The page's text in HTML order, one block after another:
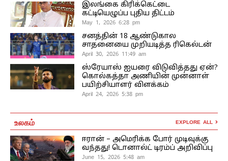
இலங்கை கிரிக்கெட்டை
கட்டியெழுப்ப புதிய திட்டம்
May 1, 2026 6:28 pm
சனத்தின் 18 ஆண்டுகால
சாதனையை முறியடித்த ரிகெல்டன்
April 30, 2026 11:49 am
ஸ்ரேயாஸ் ஐயரை விடுவித்தது ஏன்?
கொல்கத்தா அணியின் முன்னாள்
பயிற்சியாளர் விளக்கம்
April 24, 2026 5:38 pm
உலகம் EXPLORE ALL
ஈரான் – அமெரிக்க போர் முடிவுக்கு
வந்தது! டொனால்ட் டிரம்ப் அறிவிப்பு
June 15, 2026 5:48 am